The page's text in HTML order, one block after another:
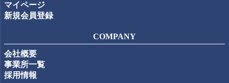
マイページ
新規会員登録
COMPANY
会社概要
事業所一覧
採用情報